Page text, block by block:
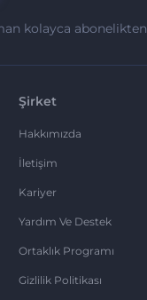
kolayca abonelikten
Şirket
Hakkımızda
İletişim
Kariyer
Yardım Ve Destek
Ortaklık Programı
Gizlilik Politikası